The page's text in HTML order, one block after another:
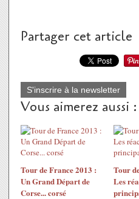
Partager cet article
S'inscrire à la newsletter
Vous aimerez aussi :
Tour de France 2013 :
Un Grand Départ de
Corse... corsé
Tour
Les